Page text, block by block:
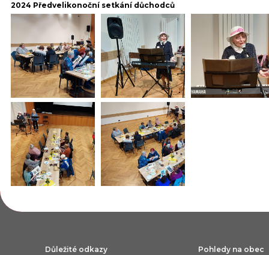
2024 Předvelikonoční setkání důchodců
Důležité odkazy Pohledy na obec